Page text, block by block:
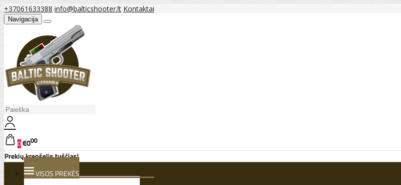
+37061633388 info@balticshooter.lt Kontaktai
Navigacija
0€000
Prekių krepšelis tuščias!
VISOS PREKĖS